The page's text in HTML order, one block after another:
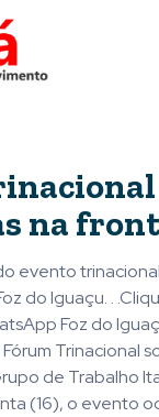
na
evento
do Iguaçu. .
Foz do
Trinacional
de Trabalho
(16), o evento